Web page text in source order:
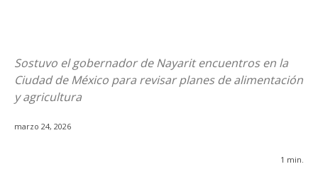
Sostuvo el gobernador de Nayarit encuentros en la
Ciudad de México para revisar planes de alimentación
y agricultura
marzo 24, 2026
1 min.